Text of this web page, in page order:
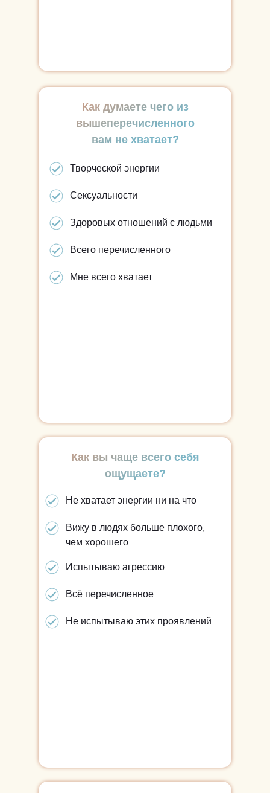
Как думаете чего из
вышеперечисленного
вам не хватает?
Сексуальности
Здоровых отношений с людьми
Мне всего хватает
Всего перечисленного
Творческой энергии
Как вы чаще всего себя
ощущаете?
Вижу в людях больше плохого,
чем хорошего
Испытываю агрессию
Не испытываю этих проявлений
Всё перечисленное
Не хватает энергии ни на что